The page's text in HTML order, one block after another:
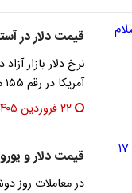
قیمت دلار در
نرخ دلار بازار
آمریکا در رقم ۱۵۵ هزار تومان به فروش رسید. با…
۲۲ فروردین ۱۴۰۵
قیمت دلار و یورو